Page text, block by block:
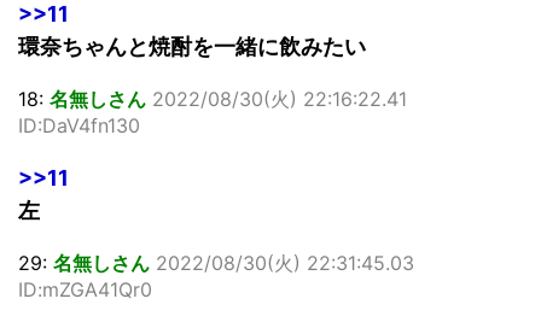
>>11
環奈ちゃんと焼酎を一緒に飲みたい
18: 名無しさん 2022/08/30(火) 22:16:22.41
ID:DaV4fn130
>>11
左
29: 名無しさん 2022/08/30(火) 22:31:45.03
ID:mZGA41Qr0